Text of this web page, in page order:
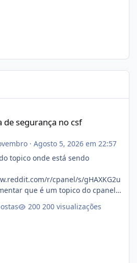
csf
de segurança no csf
· Agosto 5, 2026 em 22:57
topico onde está sendo
r/cpanel/s/gHAXKG2u
que é um topico do cpanel...
200 visualizações